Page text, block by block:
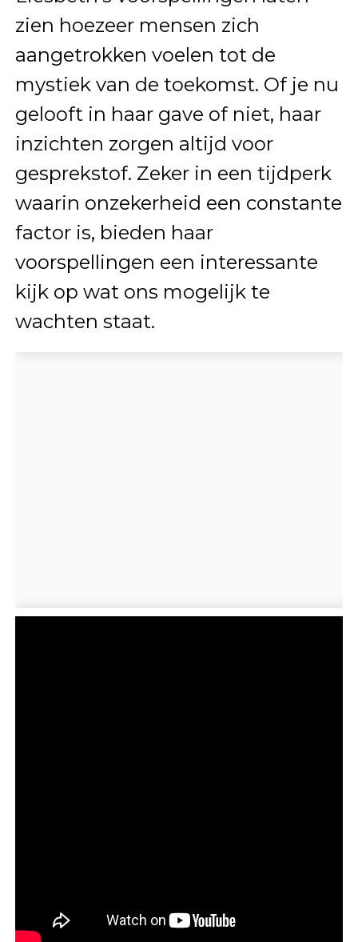
zien hoezeer mensen zich
aangetrokken voelen tot de
mystiek van de toekomst. Of je nu
gelooft in haar gave of niet, haar
inzichten zorgen altijd voor
gesprekstof. Zeker in een tijdperk
waarin onzekerheid een constante
factor is, bieden haar
voorspellingen een interessante
kijk op wat ons mogelijk te
wachten staat.